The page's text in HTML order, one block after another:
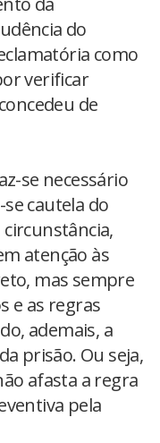
do
como
verificar
de
se necessário
cautela do
atenção às
mas sempre
e as regras
ademais, a
prisão. Ou seja,
afasta a regra
pela